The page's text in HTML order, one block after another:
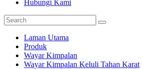
Hubungi Kami
Laman Utama
Produk
Wayar Kimpalan
Wayar Kimpalan Keluli Tahan Karat